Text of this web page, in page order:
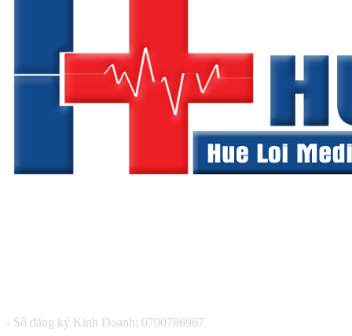
- Số đăng ký Kinh Doanh: 0700786967